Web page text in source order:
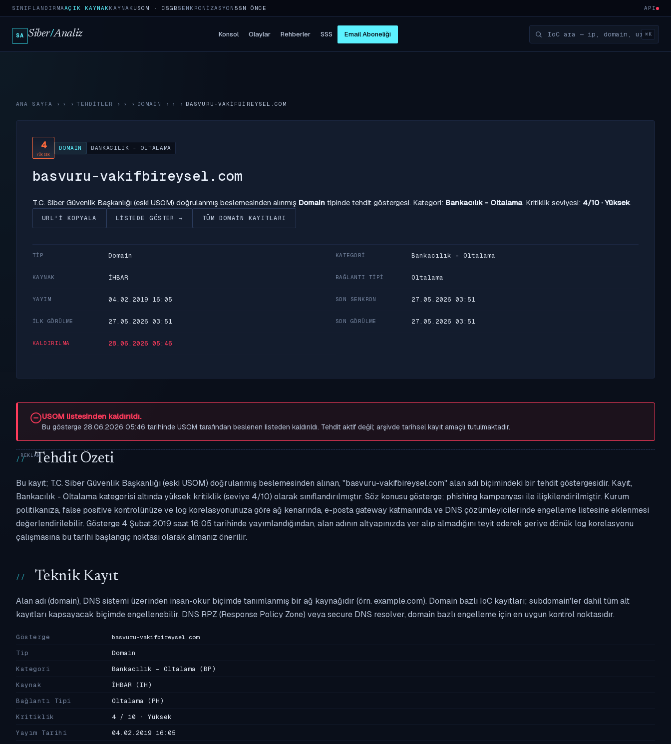
SINIFLANDIRMAAÇIK KAYNAKKAYNAKUSOM · CSGB SENKRONIZASYON 5SN ÖNCE API
SA Siber/Analiz Konsol Olaylar Rehberler SSS Email Aboneliği ⌘K
ANA SAYFA › TEHDITLER › DOMAIN › BASVURU-VAKIFBIREYSEL.COM
4
YÜKSEK
DOMAIN BANKACILIK - OLTALAMA
basvuru-vakifbireysel.com
T.C. Siber Güvenlik Başkanlığı (eski USOM) doğrulanmış beslemesinden alınmış Domain tipinde tehdit göstergesi. Kategori: Bankacılık - Oltalama. Kritiklik seviyesi: 4/10 · Yüksek.
URL'I KOPYALA LISTEDE GÖSTER → TÜM DOMAIN KAYITLARI
TIP Domain KATEGORI Bankacılık - Oltalama
KAYNAK İHBAR BAĞLANTI TIPI Oltalama
YAYIM 04.02.2019 16:05 SON SENKRON 27.05.2026 03:51
İLK GÖRÜLME 27.05.2026 03:51 SON GÖRÜLME 27.05.2026 03:51
KALDIRILMA 28.06.2026 05:46
USOM listesinden kaldırıldı.
Bu gösterge 28.06.2026 05:46 tarihinde USOM tarafından beslenen listeden kaldırıldı. Tehdit aktif değil; arşivde tarihsel kayıt amaçlı tutulmaktadır.
Tehdit Özeti
Bu kayıt; T.C. Siber Güvenlik Başkanlığı (eski USOM) doğrulanmış beslemesinden alınan, "basvuru-vakifbireysel.com" alan adı biçimindeki bir tehdit göstergesidir. Kayıt,
Bankacılık - Oltalama kategorisi altında yüksek kritiklik (seviye 4/10) olarak sınıflandırılmıştır. Söz konusu gösterge; phishing kampanyası ile ilişkilendirilmiştir. Kurum
politikanıza, false positive kontrolünüze ve log korelasyonunuza göre ağ kenarında, e-posta gateway katmanında ve DNS çözümleyicilerinde engelleme listesine eklenmesi
değerlendirilebilir. Gösterge 4 Şubat 2019 saat 16:05 tarihinde yayımlandığından, alan adının altyapınızda yer alıp almadığını teyit ederek geriye dönük log korelasyonu
çalışmasına bu tarihi başlangıç noktası olarak almanız önerilir.
Teknik Kayıt
Alan adı (domain), DNS sistemi üzerinden insan-okur biçimde tanımlanmış bir ağ kaynağıdır (örn. example.com). Domain bazlı IoC kayıtları; subdomain'ler dahil tüm alt
kayıtları kapsayacak biçimde engellenebilir. DNS RPZ (Response Policy Zone) veya secure DNS resolver, domain bazlı engelleme için en uygun kontrol noktasıdır.
Gösterge basvuru-vakifbireysel.com
Tip
Domain
Kategori
Bankacılık - Oltalama (BP)
Kaynak
İHBAR (IH)
Bağlantı Tipi
Oltalama (PH)
Kritiklik
4 / 10 · Yüksek
Yayım Tarihi
04.02.2019 16:05